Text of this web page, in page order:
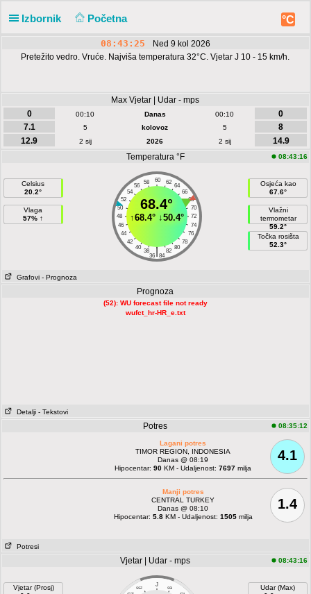
Izbornik Početna °C
08:43:25
Ned 9 kol 2026
Pretežito vedro. Vruće. Najviša temperatura 32°C. Vjetar J 10 - 15 km/h.
Max Vjetar | Udar - mps
0
00:10 Danas 00:10
0
7.1
5 kolovoz 5
8
12.9
2 sij 2026 2 sij
14.9
Temperatura °F
08:43:16
Celsius
20.2°
Vlaga
57% ↑
60
58 62
56
64
54
66
52
68
50
70
48
72
46
74
44
76
42
78
40
80
38 82
|
36 84
68.4°
↑68.4°↓50.4°
Osjeća kao
67.6°
Vlažni
termometar
59.2°
Točka rosišta
52.3°
Grafovi - Prognoza
Prognoza
(52): WU forecast file not ready
wufct_hr-HR_e.txt
Detalji - Tekstovi
Potres 08:35:12
4.1
Lagani potres
TIMOR REGION, INDONESIA
Danas @ 08:19
Hipocentar:90 KM - Udaljenost:7697 milja
1.4
Manji potres
CENTRAL TURKEY
Danas @ 08:10
Hipocentar: 5.8KM - Udaljenost: 1505milja
Potresi
Vjetar | Udar - mps 08:43:16
Vjetar (Prosj)
J
SSZ SSI
Udar (Max)